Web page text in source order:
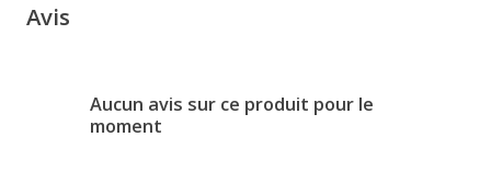
Avis
Aucun avis sur ce produit pour le
moment